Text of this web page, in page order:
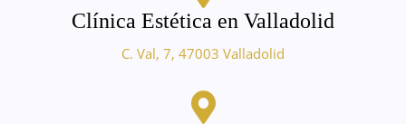
Clínica Estética en Valladolid
C. Val, 7, 47003 Valladolid